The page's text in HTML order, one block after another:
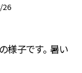
26
の様子です。 暑い